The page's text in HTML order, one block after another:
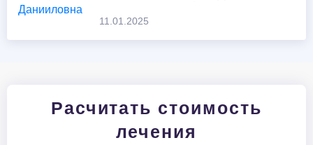
11.01.2025
Расчитать стоимость
лечения